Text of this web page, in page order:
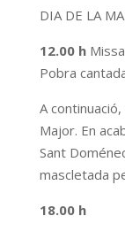
DIA DE LA
12.00 h
Pobra
A
Major. En
Sant
mascletada
18.00 h